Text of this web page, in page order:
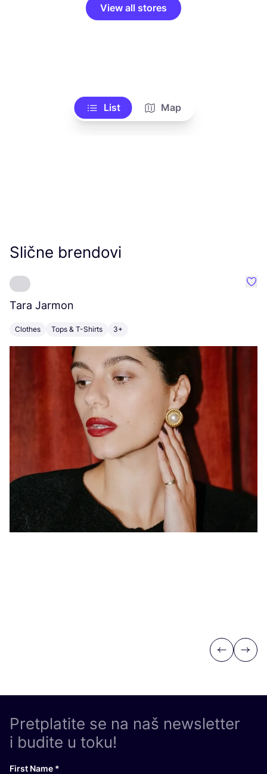
View all stores
List Map
Slične brendovi
Tara Jarmon
Clothes Tops & T-Shirts 3+
Previous
Next
Pretplatite se na naš newsletter
i budite u toku!
First Name *